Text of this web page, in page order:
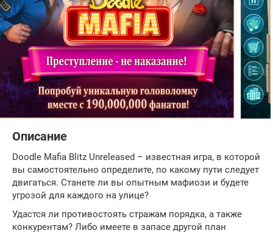
Описание
Doodle Mafia Blitz Unreleased – известная игра, в которой
вы самостоятельно определите, по какому пути следует
двигаться. Станете ли вы опытным мафиози и будете
угрозой для каждого на улице?
Удастся ли противостоять стражам порядка, а также
конкурентам? Либо имеете в запасе другой план